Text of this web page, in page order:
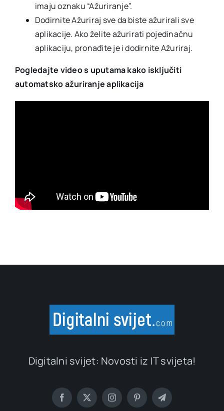
imaju oznaku “Ažuriranje”.
Dodirnite Ažuriraj sve da biste ažurirali sve
aplikacije. Ako želite ažurirati pojedinačnu
aplikaciju, pronađite je i dodirnite Ažuriraj.
Pogledajte video s uputama kako isključiti
automatsko ažuriranje aplikacija
Digitalni svijet: Novosti iz IT svijeta!